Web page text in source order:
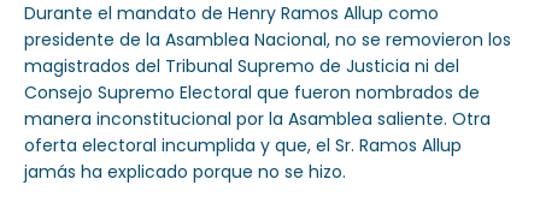
Durante el mandato de Henry Ramos Allup como
presidente de la Asamblea Nacional, no se removieron los
magistrados del Tribunal Supremo de Justicia ni del
Consejo Supremo Electoral que fueron nombrados de
manera inconstitucional por la Asamblea saliente. Otra
oferta electoral incumplida y que, el Sr. Ramos Allup
jamás ha explicado porque no se hizo.